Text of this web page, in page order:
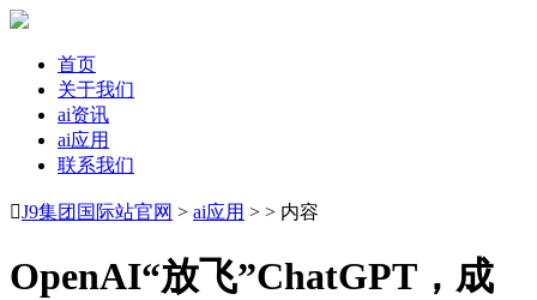
首页
关于我们
ai资讯
ai应用
联系我们
J9集团国际站官网 > ai应用 > > 内容
OpenAI“放飞”ChatGPT，成